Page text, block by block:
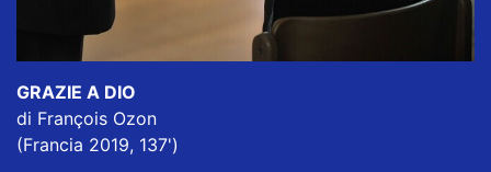
GRAZIE A DIO
di François Ozon
(Francia 2019, 137')